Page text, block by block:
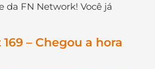
da FN Network! Você já
– Chegou a hora